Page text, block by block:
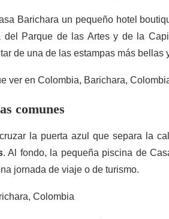
Barichara un pequeño hotel
del Parque de las Artes y de la
de una de las estampas más bellas
comunes
la puerta azul que separa la
. Al fondo, la pequeña piscina de
jornada de viaje o de turismo.